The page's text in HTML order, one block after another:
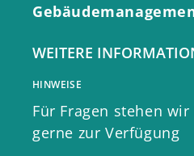
WEITERE
HINWEISE
Für Fragen stehen
gerne zur Verfügung